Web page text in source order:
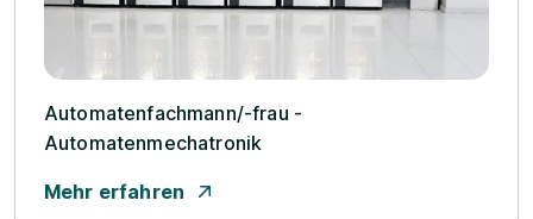
Automatenfachmann/­-frau -
Automatenmechatronik
Mehr erfahren